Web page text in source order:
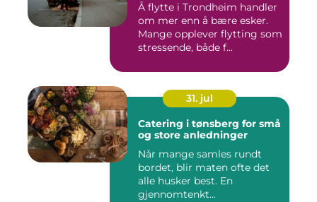
Å flytte i Trondheim handler
om mer enn å bære esker.
Mange opplever flytting som
stressende, både f...
31. jul
Catering i tønsberg for små
og store anledninger
Når mange samles rundt
bordet, blir maten ofte det
alle husker best. En
gjennomtenkt